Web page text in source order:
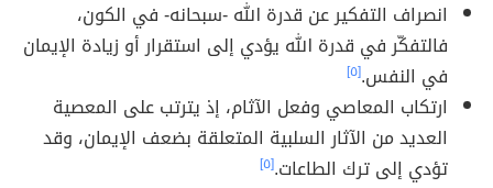
انصراف التفكير عن قدرة الله -سبحانه- في الكون،
فالتفكّر في قدرة الله يؤدي إلى استقرار أو زيادة الإيمان
في النفس.[٥]
ارتكاب المعاصي وفعل الآثام، إذ يترتب على المعصية
العديد من الآثار السلبية المتعلقة بضعف الإيمان، وقد
تؤدي إلى ترك الطاعات.[٥]